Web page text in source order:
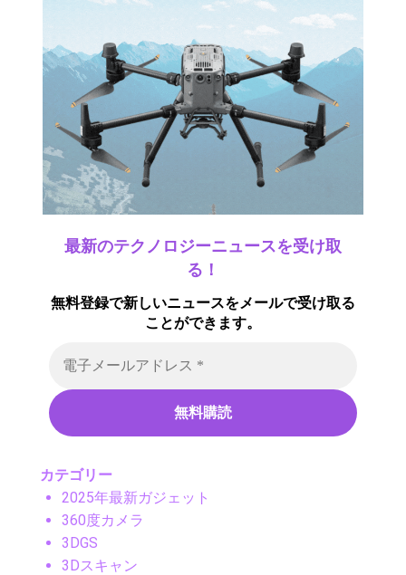
最新のテクノロジーニュースを受け取
る！
無料登録で新しいニュースをメールで受け取る
ことができます。
カテゴリー
2025年最新ガジェット
360度カメラ
3DGS
3Dスキャン